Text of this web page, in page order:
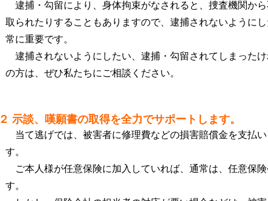
逮捕・勾留により、身体拘束がなされると、捜査機関か
取られたりすることもありますので、逮捕されないように
常に重要です。
逮捕されないようにしたい、逮捕・勾留されてしまった
の方は、ぜひ私たちにご相談ください。
２ 示談、嘆願書の取得を全力でサポートします。
当て逃げでは、被害者に修理費などの損害賠償金を支払
す。
ご本人様が任意保険に加入していれば、通常は、任意保
す。